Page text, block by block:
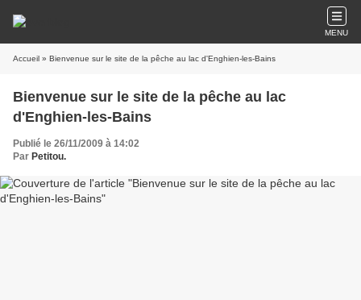
MENU
Accueil » Bienvenue sur le site de la pêche au lac d'Enghien-les-Bains
Bienvenue sur le site de la pêche au lac
d'Enghien-les-Bains
Publié le 26/11/2009 à 14:02
Par Petitou.